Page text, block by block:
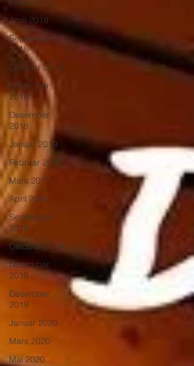
April 2018
September
2018
Oktober 2018
November
2018
Desember
2018
Januar 2019
Februar 2019
Mars 2019
April 2019
September
2019
Oktober 2019
November
2019
Desember
2019
Januar 2020
Mars 2020
Mai 2020